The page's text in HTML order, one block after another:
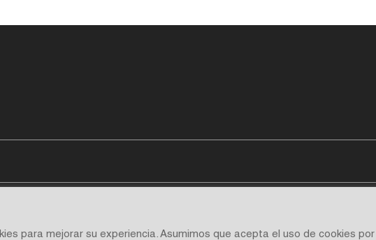
para mejorar su experiencia. Asumimos que acepta el uso de cookies